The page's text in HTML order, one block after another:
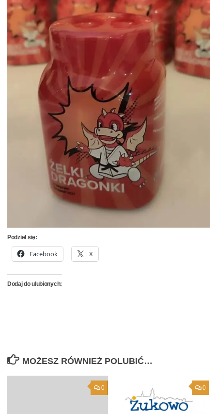
Podziel się:
Facebook X
Dodaj do ulubionych:
MOŻESZ RÓWNIEŻ POLUBIĆ…
0 0